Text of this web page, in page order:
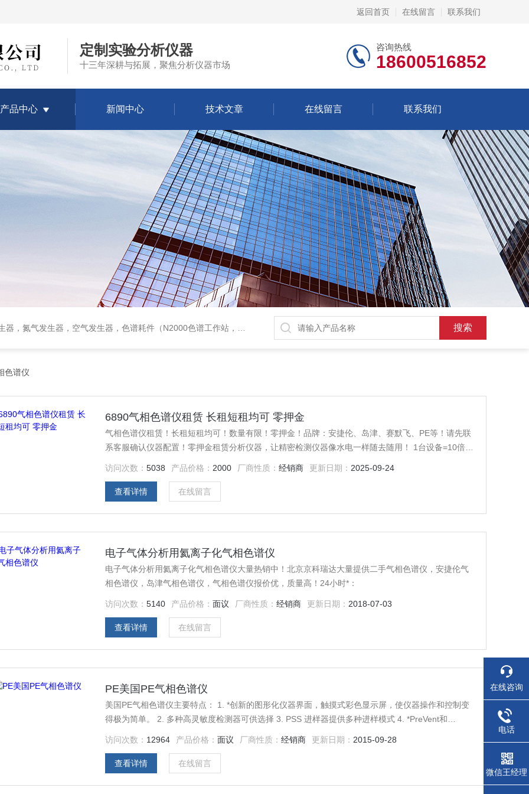
返回首页 在线留言 联系我们
定制实验分析仪器
十三年深耕与拓展，聚焦分析仪器市场
咨询热线
18600516852
产品中心 新闻中心 技术文章 在线留言 联系我们
、阀件、进样器、色谱担体），顶空进样器，热解析仪，紫外分光光度计，原子吸收分光光度计，傅立叶红外光谱仪，分析天平等常规实验室产品。
色谱仪
6890气相色谱仪租赁 长租短租均可 零押金
气相色谱仪租赁！长租短租均可！数量有限！零押金！品牌：安捷伦、岛津、赛默飞、PE等！请先联
系客服确认仪器配置！零押金租赁分析仪器，让精密检测仪器像水电一样随去随用！ 1台设备=10倍检
访问次数：5038 产品价格： 2000 厂商性质：经销商 更新日期： 2025-09-24
查看详情 在线留言
电子气体分析用氦离子化气相色谱仪
电子气体分析用氦离子化气相色谱仪大量热销中！北京京科瑞达大量提供二手气相色谱仪，安捷伦气
相色谱仪，岛津气相色谱仪，气相色谱仪报价优，质量高！24小时*：
访问次数：5140 产品价格：面议 厂商性质：经销商 更新日期： 2018-07-03
查看详情 在线留言
PE美国PE气相色谱仪
美国PE气相色谱仪主要特点： 1. *创新的图形化仪器界面，触摸式彩色显示屏，使仪器操作和控制变
得极为简单。 2. 多种高灵敏度检测器可供选择 3. PSS 进样器提供多种进样模式 4. *PreVent和
访问次数： 12964 产品价格：面议 厂商性质：经销商 更新日期： 2015-09-28
查看详情 在线留言
在线咨询
电话
微信王经理